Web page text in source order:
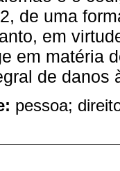
de uma
em
em matéria
de danos
pessoa;